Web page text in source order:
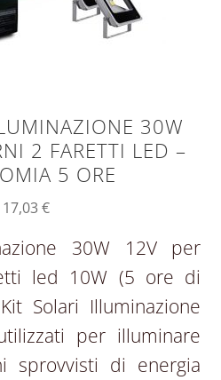
30W
2 FARETTI LED –
5 ORE
€
30W 12V per
led 10W (5 ore di
Solari Illuminazione
per illuminare
sprovvisti di energia